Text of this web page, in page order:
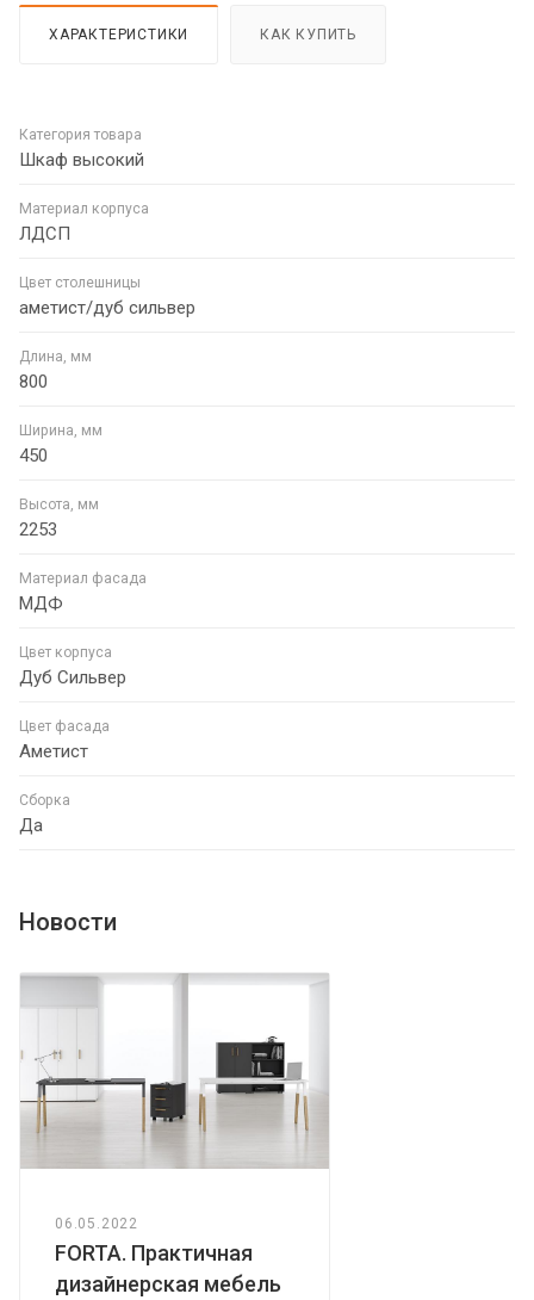
ХАРАКТЕРИСТИКИ КАК КУПИТЬ
Категория товара
Шкаф высокий
Материал корпуса
ЛДСП
Цвет столешницы
аметист/дуб сильвер
Длина, мм
800
Ширина, мм
450
Высота, мм
2253
Материал фасада
МДФ
Цвет корпуса
Дуб Сильвер
Цвет фасада
Аметист
Сборка
Да
Новости
06.05.2022
FORTA. Практичная
дизайнерская мебель